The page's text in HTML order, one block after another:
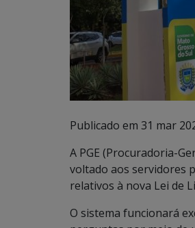
Publicado em 31 mar
A PGE (Procuradoria-
voltado aos servidores
relativos à nova Lei de
O sistema funcionará